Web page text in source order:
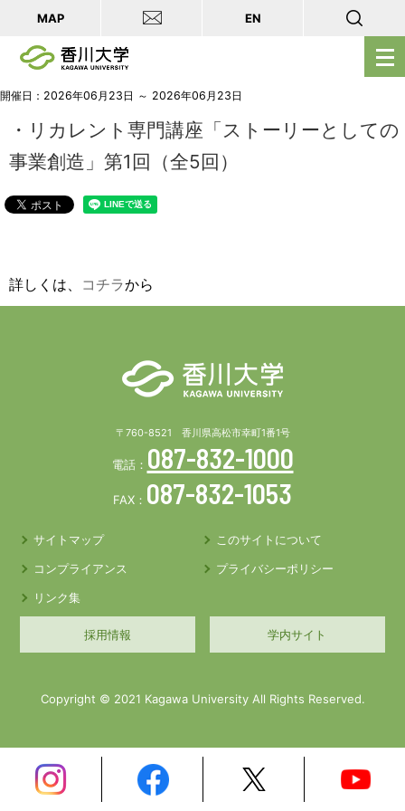
メ
ニ
ー
MAP EN
開催日：2026年06月23日 ～ 2026年06月23日
・リカレント専門講座「ストーリーとしての
事業創造」第1回（全5回）
詳しくは、 コチラから
〒760-8521 香川県高松市幸町1番1号
電話： 087-832-1000
FAX： 087-832-1053
サイトマップ
このサイトについて
コンプライアンス
プライバシーポリシー
リンク集
採用情報 学内サイト
Copyright © 2021 Kagawa University All Rights Reserved.